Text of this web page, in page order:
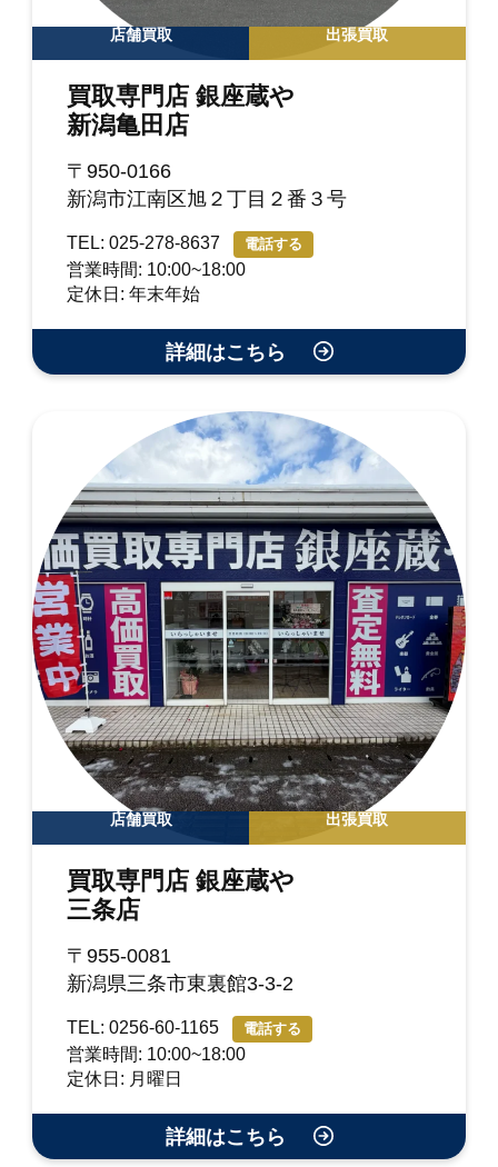
店舗買取 出張買取
買取専門店 銀座蔵や
新潟亀田店
〒950-0166
新潟市江南区旭２丁目２番３号
TEL: 025-278-8637 電話する
営業時間: 10:00~18:00
定休日: 年末年始
詳細はこちら
店舗買取 出張買取
買取専門店 銀座蔵や
三条店
〒955-0081
新潟県三条市東裏館3-3-2
TEL: 0256-60-1165 電話する
営業時間: 10:00~18:00
定休日: 月曜日
詳細はこちら